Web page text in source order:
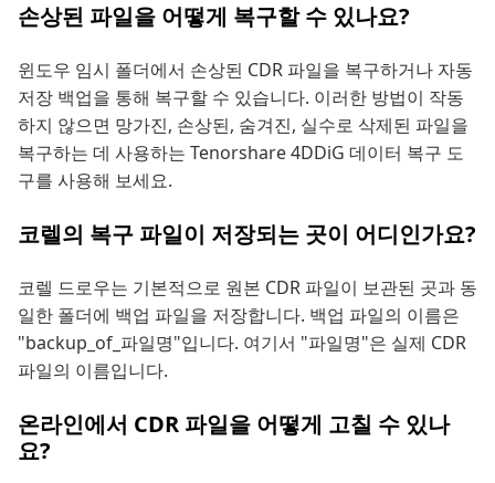
손상된 파일을 어떻게 복구할 수 있나요?
윈도우 임시 폴더에서 손상된 CDR 파일을 복구하거나 자동
저장 백업을 통해 복구할 수 있습니다. 이러한 방법이 작동
하지 않으면 망가진, 손상된, 숨겨진, 실수로 삭제된 파일을
복구하는 데 사용하는 Tenorshare 4DDiG 데이터 복구 도
구를 사용해 보세요.
코렐의 복구 파일이 저장되는 곳이 어디인가요?
코렐 드로우는 기본적으로 원본 CDR 파일이 보관된 곳과 동
일한 폴더에 백업 파일을 저장합니다. 백업 파일의 이름은
"backup_of_파일명"입니다. 여기서 "파일명"은 실제 CDR
파일의 이름입니다.
온라인에서 CDR 파일을 어떻게 고칠 수 있나
요?